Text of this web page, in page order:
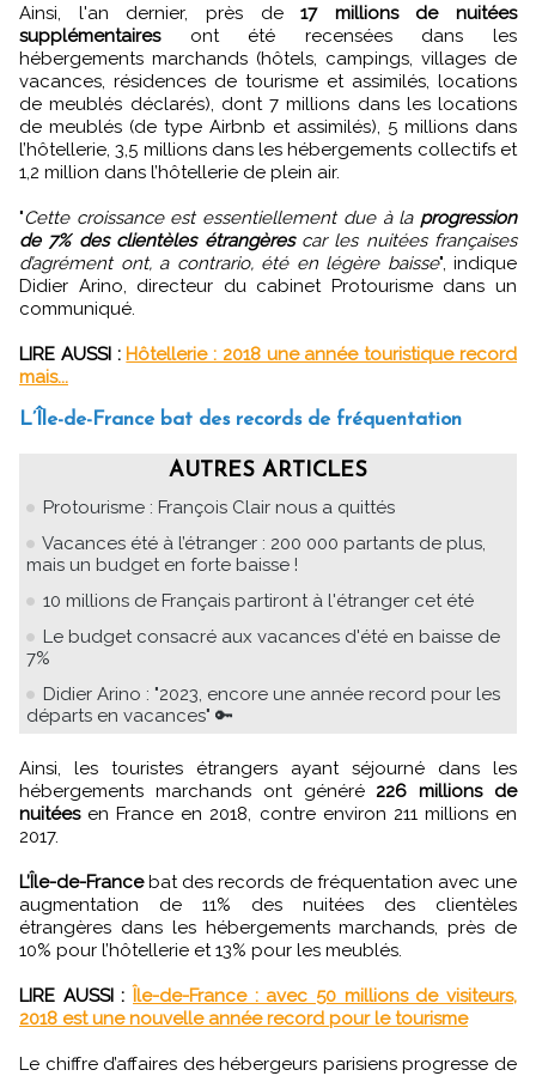
Ainsi, l'an dernier, près de17 millions de nuitées
supplémentairesont été recensées dans les
hébergements marchands (hôtels, campings, villages de
vacances, résidences de tourisme et assimilés, locations
de meublés déclarés), dont 7 millions dans les locations
de meublés (de type Airbnb et assimilés), 5 millions dans
l’hôtellerie, 3,5 millions dans les hébergements collectifs et
1,2 million dans l’hôtellerie de plein air.
"Cette croissance est essentiellement due à la progression
de 7% des clientèles étrangèrescar les nuitées françaises
d’agrément ont, a contrario, été en légère baisse", indique
Didier Arino, directeur du cabinet Protourisme dans un
communiqué.
LIRE AUSSI : Hôtellerie : 2018 une année touristique record
mais...
L’Île-de-France bat des records de fréquentation
AUTRES ARTICLES
Protourisme : François Clair nous a quittés
Vacances été à l’étranger : 200 000 partants de plus,
mais un budget en forte baisse !
10 millions de Français partiront à l'étranger cet été
Le budget consacré aux vacances d'été en baisse de
7%
Didier Arino : "2023, encore une année record pour les
départs en vacances" 🔑
Ainsi, les touristes étrangers ayant séjourné dans les
hébergements marchands ont généré 226 millions de
nuitéesen France en 2018, contre environ 211 millions en
2017.
L’Île-de-Francebat des records de fréquentation avec une
augmentation de 11% des nuitées des clientèles
étrangères dans les hébergements marchands, près de
10% pour l’hôtellerie et 13% pour les meublés.
LIRE AUSSI : Île-de-France : avec 50 millions de visiteurs,
2018 est une nouvelle année record pour le tourisme
Le chiffre d’affaires des hébergeurs parisiens progresse de